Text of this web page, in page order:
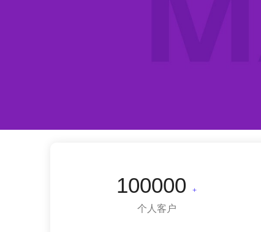
100000+
个人客户